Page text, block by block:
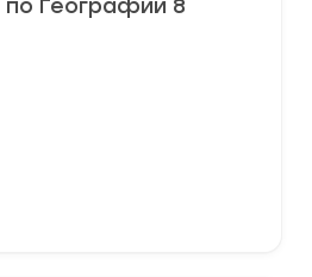
Географии 8